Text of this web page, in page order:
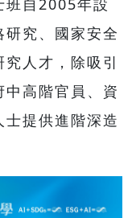
班自2005年設
究、國家安全
人才，除吸引
高階官員、資
提供進階深造